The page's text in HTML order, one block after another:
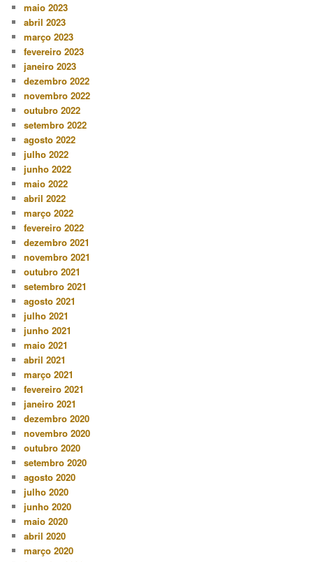
maio 2023
abril 2023
março 2023
fevereiro 2023
janeiro 2023
dezembro 2022
novembro 2022
outubro 2022
setembro 2022
agosto 2022
julho 2022
junho 2022
maio 2022
abril 2022
março 2022
fevereiro 2022
dezembro 2021
novembro 2021
outubro 2021
setembro 2021
agosto 2021
julho 2021
junho 2021
maio 2021
abril 2021
março 2021
fevereiro 2021
janeiro 2021
dezembro 2020
novembro 2020
outubro 2020
setembro 2020
agosto 2020
julho 2020
junho 2020
maio 2020
abril 2020
março 2020